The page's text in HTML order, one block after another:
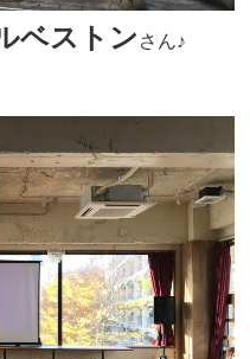
ベストン さん♪